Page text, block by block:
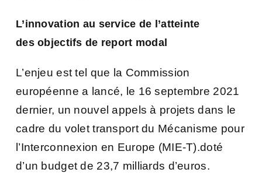
L’innovation au service de l’atteinte
des objectifs de report modal
L’enjeu est tel que la Commission
européenne a lancé, le 16 septembre 2021
dernier, un nouvel appels à projets dans le
cadre du volet transport du Mécanisme pour
l’Interconnexion en Europe (MIE-T).doté
d’un budget de 23,7 milliards d’euros.